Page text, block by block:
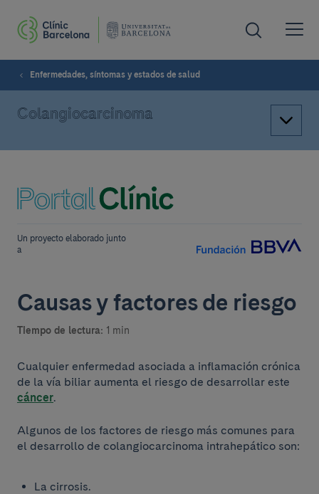
Enfermedades, síntomas y estados de salud
Colangiocarcinoma
Un proyecto elaborado junto
a
Causas y factores de riesgo
Tiempo de lectura: 1 min
Cualquier enfermedad asociada a inflamación crónica
de la vía biliar aumenta el riesgo de desarrollar este
cáncer.
Algunos de los factores de riesgo más comunes para
el desarrollo de colangiocarcinoma intrahepático son:
La cirrosis.